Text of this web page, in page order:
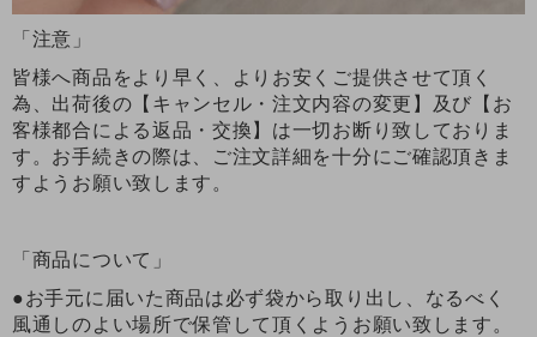
「注意」
皆様へ商品をより早く、よりお安くご提供させて頂く
為、出荷後の【キャンセル・注文内容の変更】及び【お
客様都合による返品・交換】は一切お断り致しておりま
す。お手続きの際は、ご注文詳細を十分にご確認頂きま
すようお願い致します。
「商品について」
●お手元に届いた商品は必ず袋から取り出し、なるべく
風通しのよい場所で保管して頂くようお願い致します。